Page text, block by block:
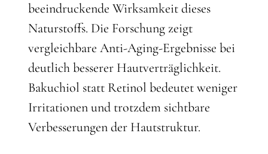
beeindruckende Wirksamkeit dieses
Naturstoffs. Die Forschung zeigt
vergleichbare Anti-Aging-Ergebnisse bei
deutlich besserer Hautverträglichkeit.
Bakuchiol statt Retinol bedeutet weniger
Irritationen und trotzdem sichtbare
Verbesserungen der Hautstruktur.